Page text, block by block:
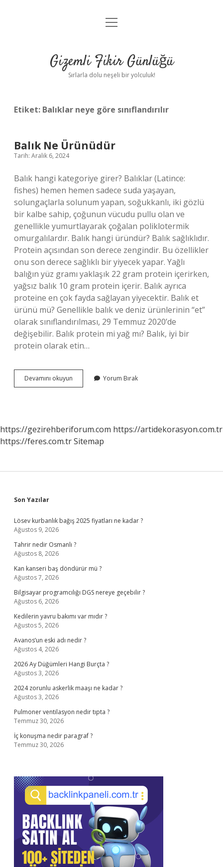
Anasayfa
Yasal Uyarı
menüyü
Gizemli Fikir Günlüğü
Sırlarla dolu neşeli bir yolculuk!
Etiket: Balıklar neye göre sınıflandırılır
Balık Ne Ürünüdür
Tarih: Aralık 6, 2024
Balık hangi kategoriye girer? Balıklar (Latince:
fishes) hemen hemen sadece suda yaşayan,
solungaçlarla solunum yapan, soğukkanlı, iki gözlü
bir kalbe sahip, çoğunun vücudu pullu olan ve
genellikle yumurtlayarak çoğalan poliklotermik
omurgalılardır. Balık hangi üründür? Balık sağlıklıdır.
Protein açısından son derece zengindir. Bu özellikler
onu son derece sağlıklı bir yiyecek yapar. Yağlı
balığın yüz gramı yaklaşık 22 gram protein içerirken,
yağsız balık 10 gram protein içerir. Balık ayrıca
proteine ​​en çok fayda sağlayan yiyecektir. Balık et
ürünü mü? Genellikle balık ve deniz ürünlerinin “et”
olarak sınıflandırılması, 29 Temmuz 2020’de
değişebilir. Balık protein mi yağ mı? Balık, iyi bir
protein olarak etin…
Devamını okuyun
Ne
Yorum Bırak
https://gezirehberiforum.com https://artidekorasyon.com.tr
https://feres.com.trSitemap
Sidebar
Son Yazılar
Lösev kurbanlık bağış 2025 fiyatları ne kadar ?
Ağustos 9, 2026
Tahrir nedir Osmanlı ?
Ağustos 8, 2026
Kan kanseri baş döndürür mü ?
Ağustos 7, 2026
Bilgisayar programcılığı DGS nereye geçebilir ?
Ağustos 6, 2026
Kedilerin yavru bakımı var mıdır ?
Ağustos 5, 2026
Avanos’un eski adı nedir ?
Ağustos 4, 2026
2026 Ay Düğümleri Hangi Burçta ?
Ağustos 3, 2026
2024 zorunlu askerlik maaşı ne kadar ?
Ağustos 3, 2026
Pulmoner ventilasyon nedir tıpta ?
Temmuz 30, 2026
İç konuşma nedir paragraf ?
Temmuz 30, 2026